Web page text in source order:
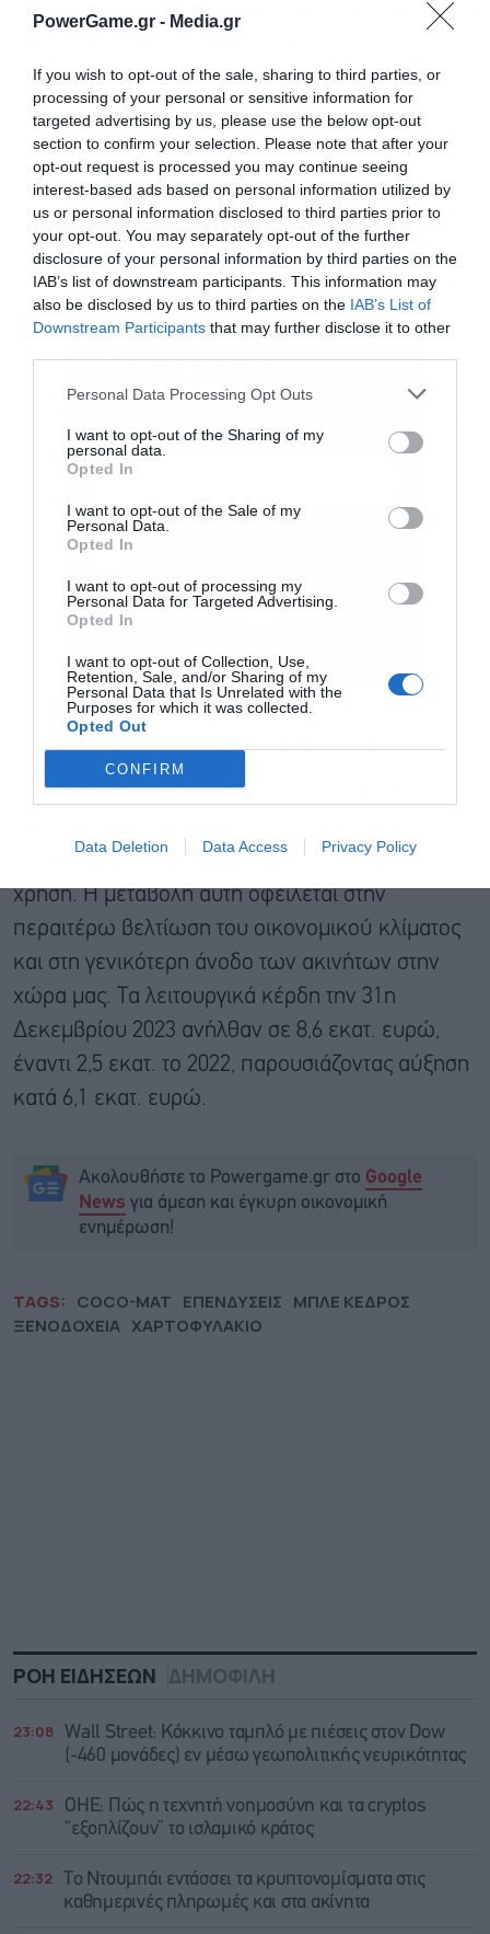
PowerGame.gr - Media.gr
If you wish to opt-out of the sale, sharing to third parties, or
processing of your personal or sensitive information for
targeted advertising by us, please use the below opt-out
section to confirm your selection. Please note that after your
opt-out request is processed you may continue seeing
interest-based ads based on personal information utilized by
us or personal information disclosed to third parties prior to
your opt-out. You may separately opt-out of the further
disclosure of your personal information by third parties on the
IAB’s list of downstream participants. This information may
also be disclosed by us to third parties on the IAB’s List of
Downstream Participants that may further disclose it to other
Personal Data Processing Opt Outs
I want to opt-out of the Sharing of my
personal data.
Opted In
I want to opt-out of the Sale of my
Personal Data.
Opted In
I want to opt-out of processing my
Personal Data for Targeted Advertising.
Opted In
I want to opt-out of Collection, Use,
Retention, Sale, and/or Sharing of my
Personal Data that Is Unrelated with the
Purposes for which it was collected.
Opted Out
CONFIRM
Data Deletion Data Access Privacy Policy
ανήλθε στα 6,7 εκατ. ευρώ, έναντι 6,1 εκατ. ευρώ
παρουσιάζοντας αύξηση 507.202 ευρώ ή 8,19%.
Η αύξηση οφείλεται στο γεγονός ότι η
πλειονότητα των συμβάσεων μίσθωσης
προβλέπει ετήσια αναπροσαρμογή συνδεδεμένη
με τον Δείκτη Τιμών Καταναλωτή (ΔΤΚ). Λόγω
του υψηλού πληθωρισμού κατά την εξεταζόμενη
περίοδο, ο ΔΤΚ ήταν υψηλός, με αποτέλεσμα την
αύξηση των μισθωμάτων. Επίσης, εντός της
το ακίνητο της Εταιρείας στη Μεταμόρφωση, με
Κατά το 2023 σημειώθηκε κέρδος από την
αναπροσαρμογή των επενδύσεων και στην
ποσού 2,5 εκατ. ευρώ κατά την προηγούμενη
χρήση. Η μεταβολή αυτή οφείλεται στην
περαιτέρω βελτίωση του οικονομικού κλίματος
και στη γενικότερη άνοδο των ακινήτων στην
χώρα μας. Τα λειτουργικά κέρδη την 31η
Δεκεμβρίου 2023 ανήλθαν σε 8,6 εκατ. ευρώ,
έναντι 2,5 εκατ. το 2022, παρουσιάζοντας αύξηση
κατά 6,1 εκατ. ευρώ.
Ακολουθήστε το Powergame.gr στο Google
News για άμεση και έγκυρη οικονομική
ενημέρωση!
TAGS: COCO-MAT ΕΠΕΝΔΥΣΕΙΣ ΜΠΛΕ ΚΕΔΡΟΣ
ΞΕΝΟΔΟΧΕΙΑ ΧΑΡΤΟΦΥΛΑΚΙΟ
ΡΟΗ ΕΙΔΗΣΕΩΝ ΔΗΜΟΦΙΛΗ
23:08
Wall Street: Κόκκινο ταμπλό με πιέσεις στον Dow
(-460 μονάδες) εν μέσω γεωπολιτικής νευρικότητας
22:43
ΟΗΕ: Πώς η τεχνητή νοημοσύνη και τα cryptos
“εξοπλίζουν” το ισλαμικό κράτος
22:32
Το Ντουμπάι εντάσσει τα κρυπτονομίσματα στις
καθημερινές πληρωμές και στα ακίνητα
Εγγραφή στο
newsletter
Αποδέχομαι τους